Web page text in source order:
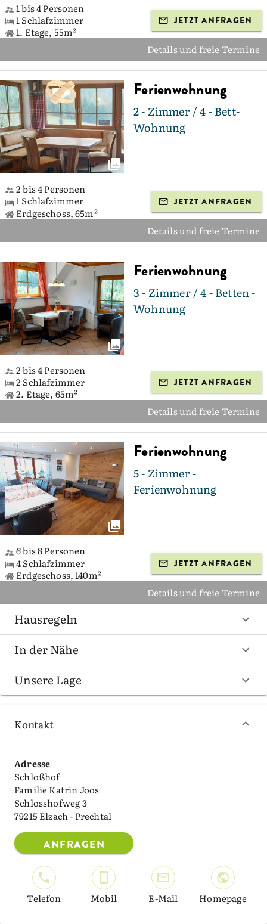
1 bis 4 Personen
1 Schlafzimmer
1. Etage, 55m²
JETZT ANFRAGEN
Details und freie Termine
Ferienwohnung
2 - Zimmer / 4 - Bett-
Wohnung
2 bis 4 Personen
1 Schlafzimmer
Erdgeschoss, 65m²
JETZT ANFRAGEN
Details und freie Termine
Ferienwohnung
3 - Zimmer / 4 - Betten -
Wohnung
2 bis 4 Personen
2 Schlafzimmer
2. Etage, 65m²
JETZT ANFRAGEN
Details und freie Termine
Ferienwohnung
5 - Zimmer -
Ferienwohnung
6 bis 8 Personen
4 Schlafzimmer
Erdgeschoss, 140m²
JETZT ANFRAGEN
Details und freie Termine
Hausregeln
In der Nähe
Unsere Lage
Kontakt
Adresse
Schloßhof
Familie Katrin Joos
Schlosshofweg 3
79215 Elzach - Prechtal
ANFRAGEN
Telefon Mobil E-Mail Homepage